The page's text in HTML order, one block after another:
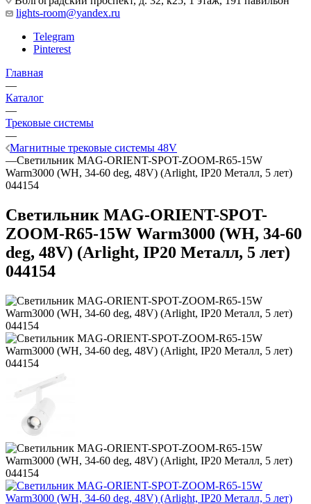
lights-room@yandex.ru
Telegram
Pinterest
Главная
—
Каталог
—
Трековые системы
—
Магнитные трековые системы 48V
—Светильник MAG-ORIENT-SPOT-ZOOM-R65-15W
Warm3000 (WH, 34-60 deg, 48V) (Arlight, IP20 Металл, 5 лет)
044154
Светильник MAG-ORIENT-SPOT-
ZOOM-R65-15W Warm3000 (WH, 34-60
deg, 48V) (Arlight, IP20 Металл, 5 лет)
044154